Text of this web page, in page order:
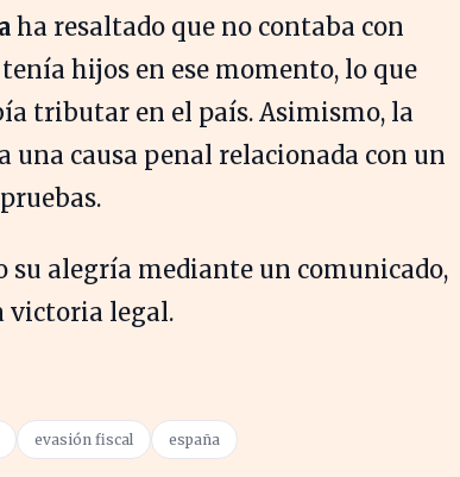
ha resaltado que no contaba con
hijos en ese momento, lo que
tributar en el país. Asimismo, la
una causa penal relacionada con un
su alegría mediante un comunicado,
victoria legal.
evasión fiscal españa